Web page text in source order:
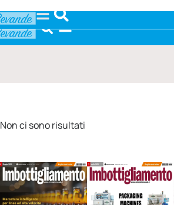
Non ci sono risultati